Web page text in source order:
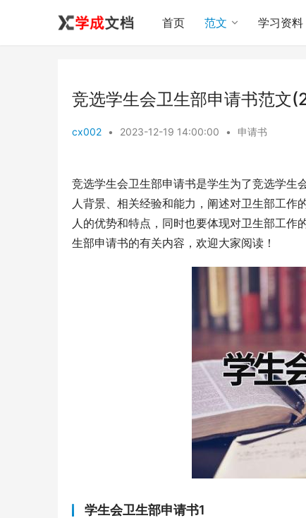
首页 范文 学习资料
竞选学生会卫生部申请书范文
cx002 • 2023-12-19 14:00:00 • 申请书
竞选学生会卫生部申请书是学生为了竞选学生
人背景、相关经验和能力，阐述对卫生部工
人的优势和特点，同时也要体现对卫生部工
生部申请书的有关内容，欢迎大家阅读！
学生会卫生部申请书1